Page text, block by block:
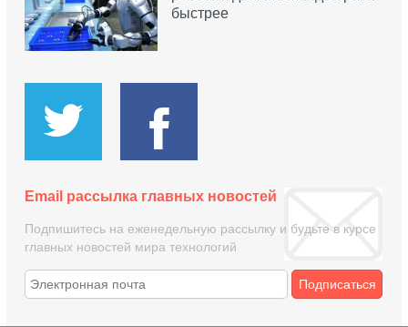
быстрее
Email рассылка главных новостей
Подпишитесь на еженедельную рассылку и будьте в курсе
главных новостей мира технологий
Подписаться